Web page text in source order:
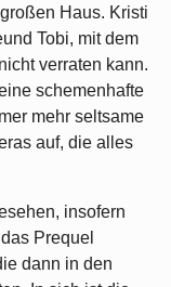
Haus. Kristi
Tobi, mit dem
verraten kann.
schemenhafte
mehr seltsame
auf, die alles
insofern
Prequel
dann in den